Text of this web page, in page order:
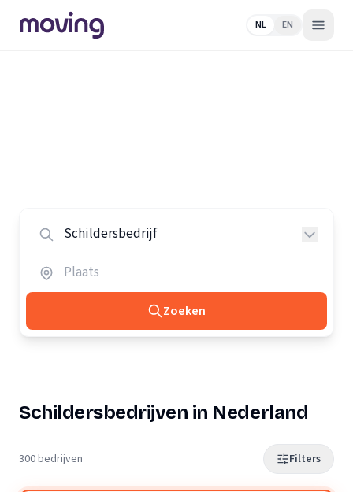
NL EN
Zoeken
Schildersbedrijven in Nederland
300 bedrijven Filters